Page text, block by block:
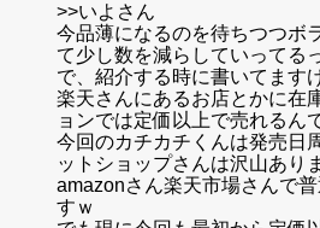
>>いよさん
今品薄になるのを待ちつつボ
て少し数を減らしていってる
で、紹介する時に書いてます
楽天さんにあるお店とかに在
ョンでは定価以上で売れるん
今回のカチカチくんは発売日
ットショップさんは沢山あり
amazonさん楽天市場さんで
すｗ